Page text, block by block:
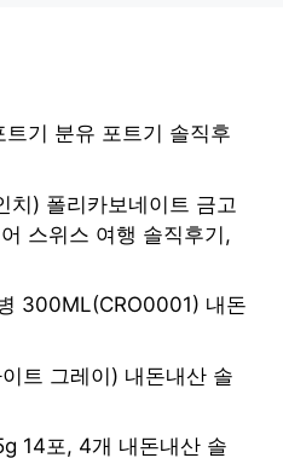
기 분유 포트기 솔직후
치) 폴리카보네이트 금고
스위스 여행 솔직후기,
300ML(CRO0001) 내돈
트 그레이) 내돈내산 솔
14포, 4개 내돈내산 솔